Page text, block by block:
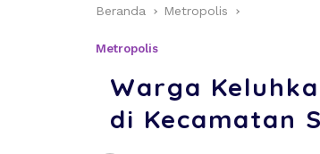
Beranda Metropolis
Metropolis
Warga
di Kecamatan